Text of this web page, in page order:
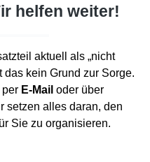
helfen weiter!
aktuell als „nicht
das kein Grund zur Sorge.
per E-Mail oder über
setzen alles daran, den
Sie zu organisieren.